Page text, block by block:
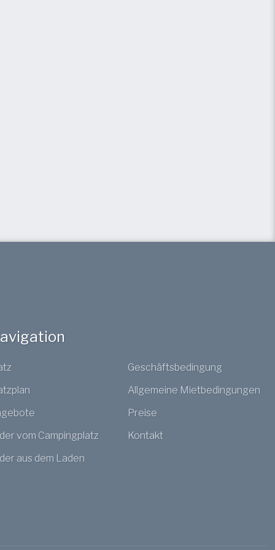
vom Campingplatz
aus dem Laden
Geschäftsbedingung
Allgemeine Mietbedingungen
Preise
Kontakt